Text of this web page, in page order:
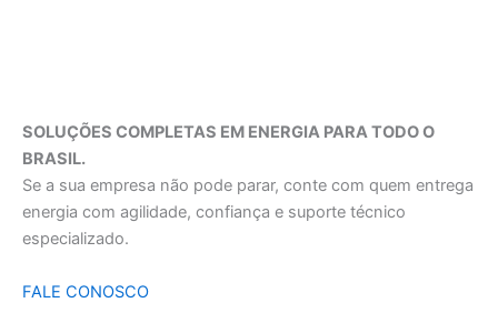
SOLUÇÕES COMPLETAS EM ENERGIA PARA TODO O
BRASIL.
Se a sua empresa não pode parar, conte com quem entrega
energia com agilidade, confiança e suporte técnico
especializado.
FALE CONOSCO